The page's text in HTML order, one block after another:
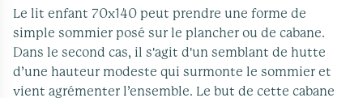
Le lit enfant 70x140 peut prendre une forme de
simple sommier posé sur le plancher ou de cabane.
Dans le second cas, il s'agit d'un semblant de hutte
d’une hauteur modeste qui surmonte le sommier et
vient agrémenter l’ensemble. Le but de cette cabane